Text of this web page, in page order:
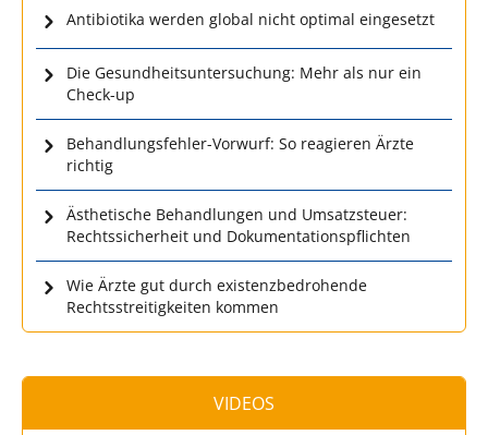
Antibiotika werden global nicht optimal eingesetzt
Die Gesundheitsuntersuchung: Mehr als nur ein
Check-up
Behandlungsfehler-Vorwurf: So reagieren Ärzte
richtig
Ästhetische Behandlungen und Umsatzsteuer:
Rechtssicherheit und Dokumentationspflichten
Wie Ärzte gut durch existenzbedrohende
Rechtsstreitigkeiten kommen
VIDEOS